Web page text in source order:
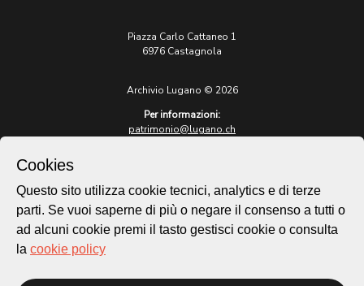
Piazza Carlo Cattaneo 1
6976 Castagnola
Archivio Lugano © 2026
Per informazioni:
patrimonio@lugano.ch
lugano.ch
Cookie policy
Homepage
Cookies
Questo sito utilizza cookie tecnici, analytics e di terze
parti. Se vuoi saperne di più o negare il consenso a tutti o
ad alcuni cookie premi il tasto gestisci cookie o consulta
la cookie policy